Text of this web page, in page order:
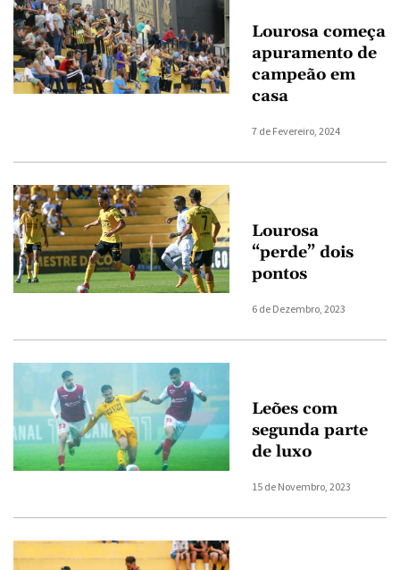
Lourosa começa
apuramento de
campeão em
casa
7 de Fevereiro, 2024
Lourosa
“perde” dois
pontos
6 de Dezembro, 2023
Leões com
segunda parte
de luxo
15 de Novembro, 2023